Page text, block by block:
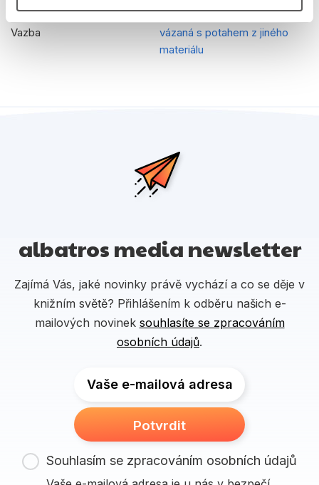
Vazba
vázaná s potahem z jiného
materiálu
albatros media newsletter
Zajímá Vás, jaké novinky právě vychází a co se děje v
knižním světě? Přihlášením k odběru našich e-
mailových novinek souhlasíte se zpracováním
osobních údajů.
Vaše e-mailová adresa
Potvrdit
Souhlasím se zpracováním osobních údajů